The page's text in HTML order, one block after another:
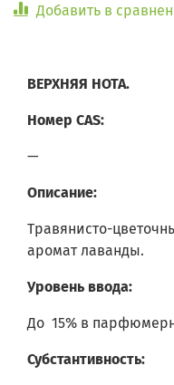
Добавить в
ВЕРХНЯЯ НОТА.
Номер CAS:
—
Описание:
Травянисто-
аромат лаванды.
Уровень ввода:
До 15% в
Субстантивность: